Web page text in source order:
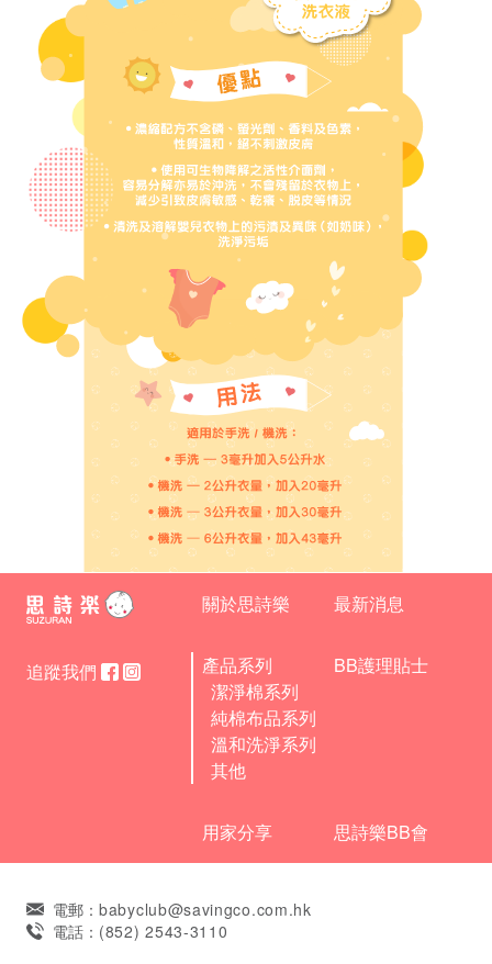
追蹤我們
關於思詩樂 最新消息
產品系列
潔淨棉系列
純棉布品系列
溫和洗淨系列
其他
BB護理貼士
用家分享 思詩樂BB會
電郵： babyclub@savingco.com.hk
電話： (852) 2543-3110